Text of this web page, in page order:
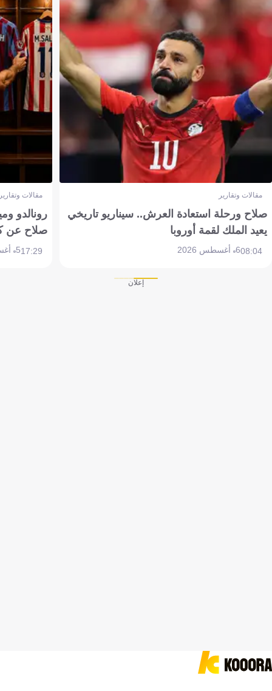
مقالات وتقارير
صلاح ورحلة استعادة العرش.. سيناريو تاريخي
يعيد الملك لقمة أوروبا
08:046 أغسطس 2026
مقالات
رونالدو
صلاح عن
17:295 أغسطس 2026
إعلان